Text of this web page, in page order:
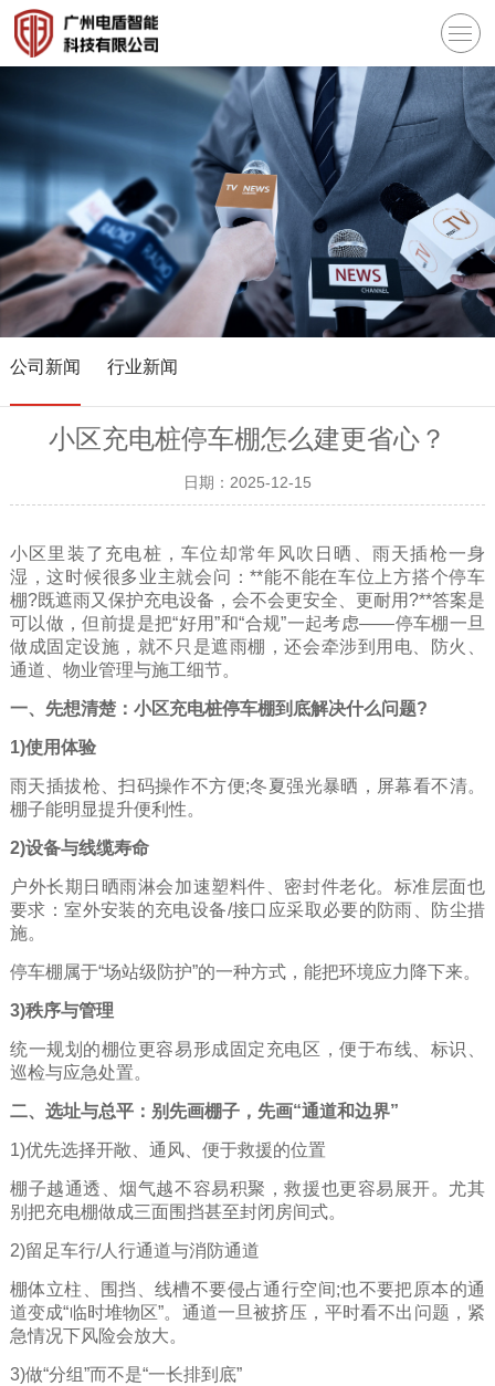
公司新闻 行业新闻
小区充电桩停车棚怎么建更省心？
日期：2025-12-15
小区里装了充电桩，车位却常年风吹日晒、雨天插枪一身
湿，这时候很多业主就会问：**能不能在车位上方搭个停车
棚?既遮雨又保护充电设备，会不会更安全、更耐用?**答案是
可以做，但前提是把“好用”和“合规”一起考虑——停车棚一旦
做成固定设施，就不只是遮雨棚，还会牵涉到用电、防火、
通道、物业管理与施工细节。
一、先想清楚：小区充电桩停车棚到底解决什么问题?
1)使用体验
雨天插拔枪、扫码操作不方便;冬夏强光暴晒，屏幕看不清。
棚子能明显提升便利性。
2)设备与线缆寿命
户外长期日晒雨淋会加速塑料件、密封件老化。标准层面也
要求：室外安装的充电设备/接口应采取必要的防雨、防尘措
施。
停车棚属于“场站级防护”的一种方式，能把环境应力降下来。
3)秩序与管理
统一规划的棚位更容易形成固定充电区，便于布线、标识、
巡检与应急处置。
二、选址与总平：别先画棚子，先画“通道和边界”
1)优先选择开敞、通风、便于救援的位置
棚子越通透、烟气越不容易积聚，救援也更容易展开。尤其
别把充电棚做成三面围挡甚至封闭房间式。
2)留足车行/人行通道与消防通道
棚体立柱、围挡、线槽不要侵占通行空间;也不要把原本的通
道变成“临时堆物区”。通道一旦被挤压，平时看不出问题，紧
急情况下风险会放大。
3)做“分组”而不是“一长排到底”